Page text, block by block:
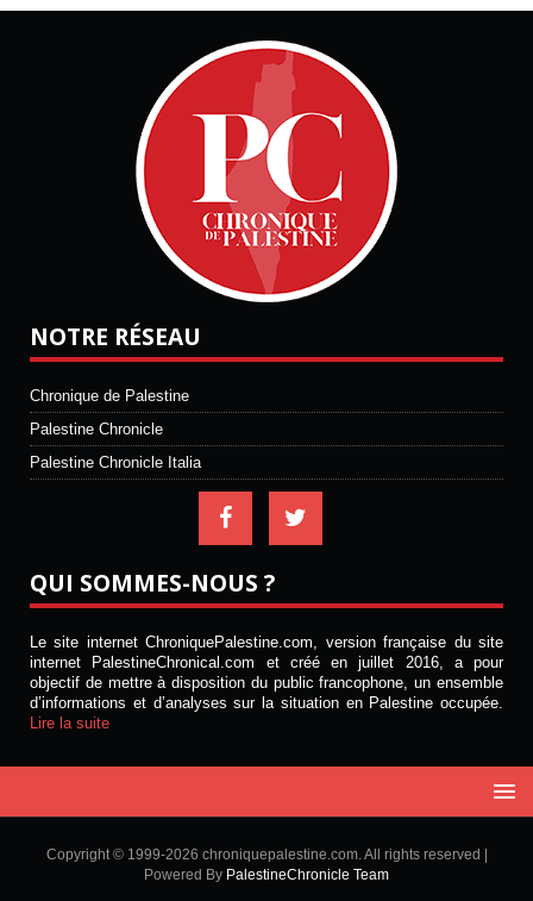
NOTRE RÉSEAU
Chronique de Palestine
Palestine Chronicle
Palestine Chronicle Italia
QUI SOMMES-NOUS ?
Le site internet ChroniquePalestine.com, version française du site
internet PalestineChronical.com et créé en juillet 2016, a pour
objectif de mettre à disposition du public francophone, un ensemble
d’informations et d’analyses sur la situation en Palestine occupée.
Lire la suite
Copyright © 1999-2026 chroniquepalestine.com. All rights reserved |
Powered By PalestineChronicle Team